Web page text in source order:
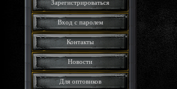
Зарегистрироваться
Вход с паролем
Контакты
Новости
Для оптовиков